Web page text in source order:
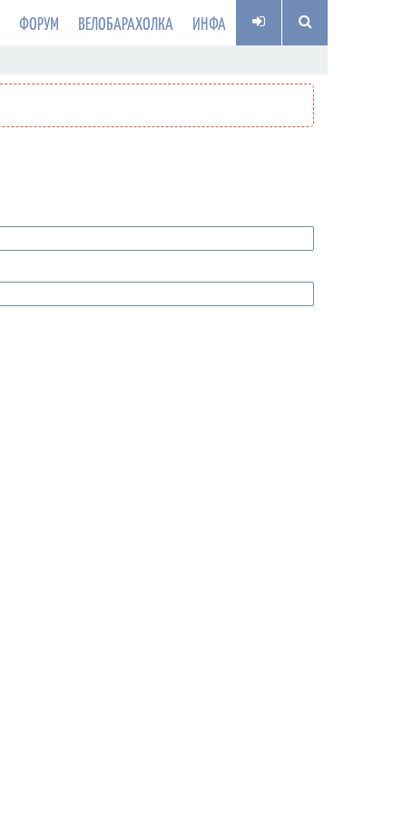
ФОРУМ ВЕЛОБАРАХОЛКА ИНФА